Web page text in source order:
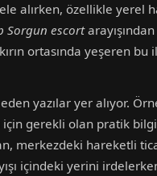
alırken, özellikle yerel
Sorgun escort
ortasında yeşeren bu
yazılar yer alıyor.
gerekli olan pratik
merkezdeki hareketli
içindeki yerini